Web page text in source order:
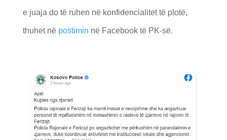
e juaja do të ruhen në konfidencialitet të plotë,
thuhet në postimin në Facebook të PK-së.